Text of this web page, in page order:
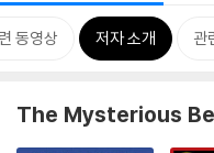
동영상 저자 소개 관
The Mysterious